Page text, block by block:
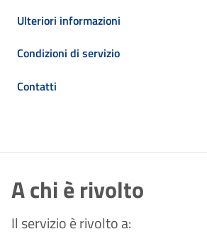
Ulteriori informazioni
Condizioni di servizio
Contatti
A chi è rivolto
Il servizio è rivolto a: